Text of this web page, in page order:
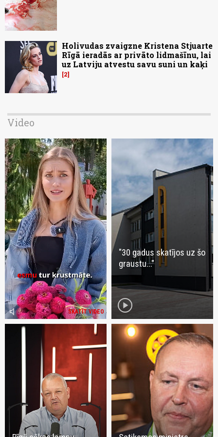
Holivudas zvaigzne Kristena Stjuarte
Rīgā ieradās ar privāto lidmašīnu, lai
uz Latviju atvestu savu suni un kaķi
2
Video
SKATĪT VIDEO
volume_mute
"30 gadus skatījos uz šo
graustu..."
play_circle